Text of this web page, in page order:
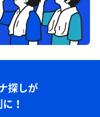
探しが
！